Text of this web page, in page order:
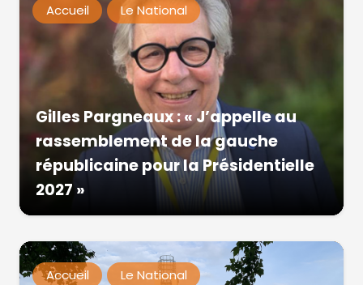
Accueil Le National
Gilles Pargneaux : « J’appelle au
rassemblement de la gauche
républicaine pour la Présidentielle
2027 »
Accueil Le National